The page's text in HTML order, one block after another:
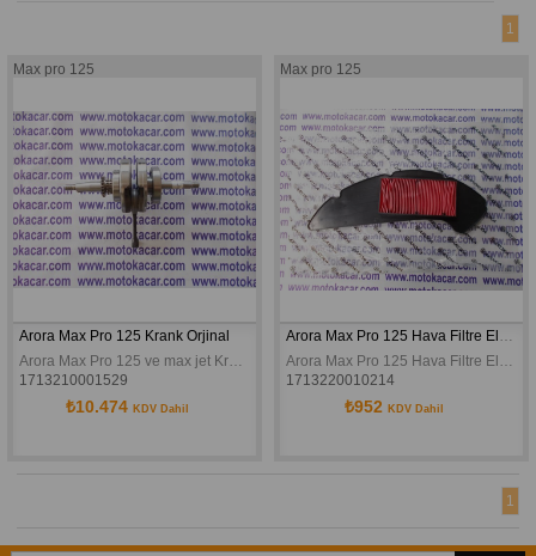
1
Max pro 125
Arora Max Pro 125 Krank Orjinal
Arora Max Pro 125 ve max jet Krank Orjinal
1713210001529
₺10.474 KDV Dahil
Max pro 125
1713220010214
₺952 KDV Dahil
1